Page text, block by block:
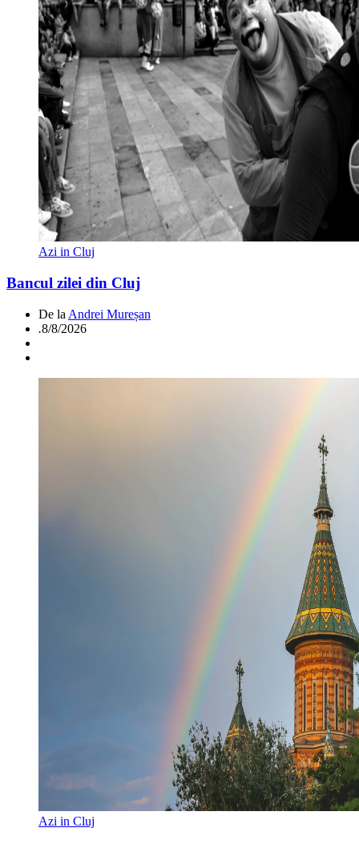
Azi in Cluj
Bancul zilei din Cluj
De la Andrei Mureșan
.8/8/2026
Azi in Cluj